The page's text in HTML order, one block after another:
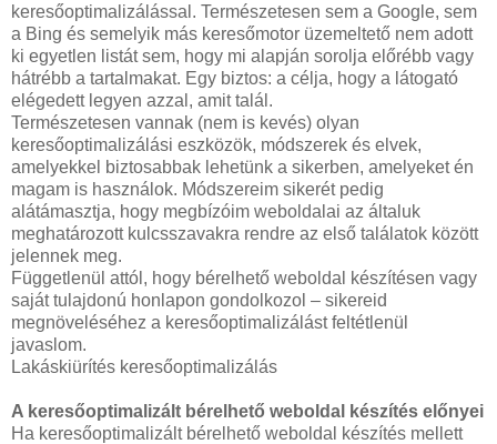
keresőoptimalizálással. Természetesen sem a Google, sem
a Bing és semelyik más keresőmotor üzemeltető nem adott
ki egyetlen listát sem, hogy mi alapján sorolja előrébb vagy
hátrébb a tartalmakat. Egy biztos: a célja, hogy a látogató
elégedett legyen azzal, amit talál.
Természetesen vannak (nem is kevés) olyan
keresőoptimalizálási eszközök, módszerek és elvek,
amelyekkel biztosabbak lehetünk a sikerben, amelyeket én
magam is használok. Módszereim sikerét pedig
alátámasztja, hogy megbízóim weboldalai az általuk
meghatározott kulcsszavakra rendre az első találatok között
jelennek meg.
Függetlenül attól, hogy bérelhető weboldal készítésen vagy
saját tulajdonú honlapon gondolkozol – sikereid
megnöveléséhez a keresőoptimalizálást feltétlenül
javaslom.
Lakáskiürítés keresőoptimalizálás
A keresőoptimalizált bérelhető weboldal készítés előnyei
Ha keresőoptimalizált bérelhető weboldal készítés mellett